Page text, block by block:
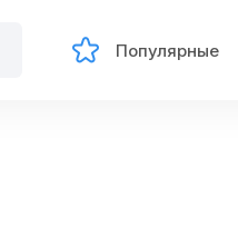
Популярные